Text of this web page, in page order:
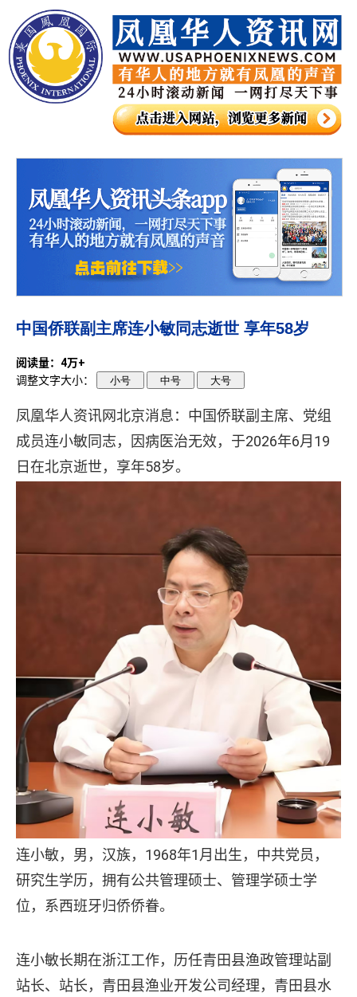
中国侨联副主席连小敏同志逝世 享年58岁
阅读量：4万+
调整文字大小：
小号 中号 大号
凤凰华人资讯网北京消息：中国侨联副主席、党组
成员连小敏同志，因病医治无效，于2026年6月19
日在北京逝世，享年58岁。
连小敏，男，汉族，1968年1月出生，中共党员，
研究生学历，拥有公共管理硕士、管理学硕士学
位，系西班牙归侨侨眷。
连小敏长期在浙江工作，历任青田县渔政管理站副
站长、站长，青田县渔业开发公司经理，青田县水